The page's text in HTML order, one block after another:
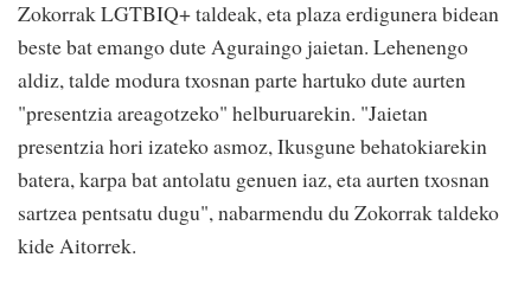
Zokorrak LGTBIQ+ taldeak, eta plaza erdigunera bidean
beste bat emango dute Aguraingo jaietan. Lehenengo
aldiz, talde modura txosnan parte hartuko dute aurten
"presentzia areagotzeko" helburuarekin. "Jaietan
presentzia hori izateko asmoz, Ikusgune behatokiarekin
batera, karpa bat antolatu genuen iaz, eta aurten txosnan
sartzea pentsatu dugu", nabarmendu du Zokorrak taldeko
kide Aitorrek.